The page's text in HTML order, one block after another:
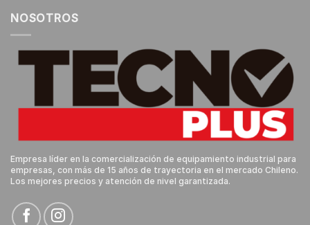
NOSOTROS
Empresa líder en la comercialización de equipamiento industrial para
empresas, con más de 15 años de trayectoria en el mercado Chileno.
Los mejores precios y atención de nivel garantizada.